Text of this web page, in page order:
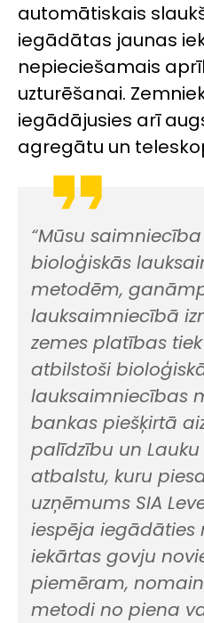
automātiskais
iegādātas jaunas
nepieciešamais
uzturēšanai.
iegādājusies arī
agregātu un
“Mūsu
bioloģiskās
metodēm,
lauksaimniecībā
zemes platības
atbilstoši
lauksaimniecības
bankas piešķirtā
palīdzību un
atbalstu, kuru
uzņēmums SIA
iespēja iegādāties
iekārtas govju
piemēram,
metodi no piena